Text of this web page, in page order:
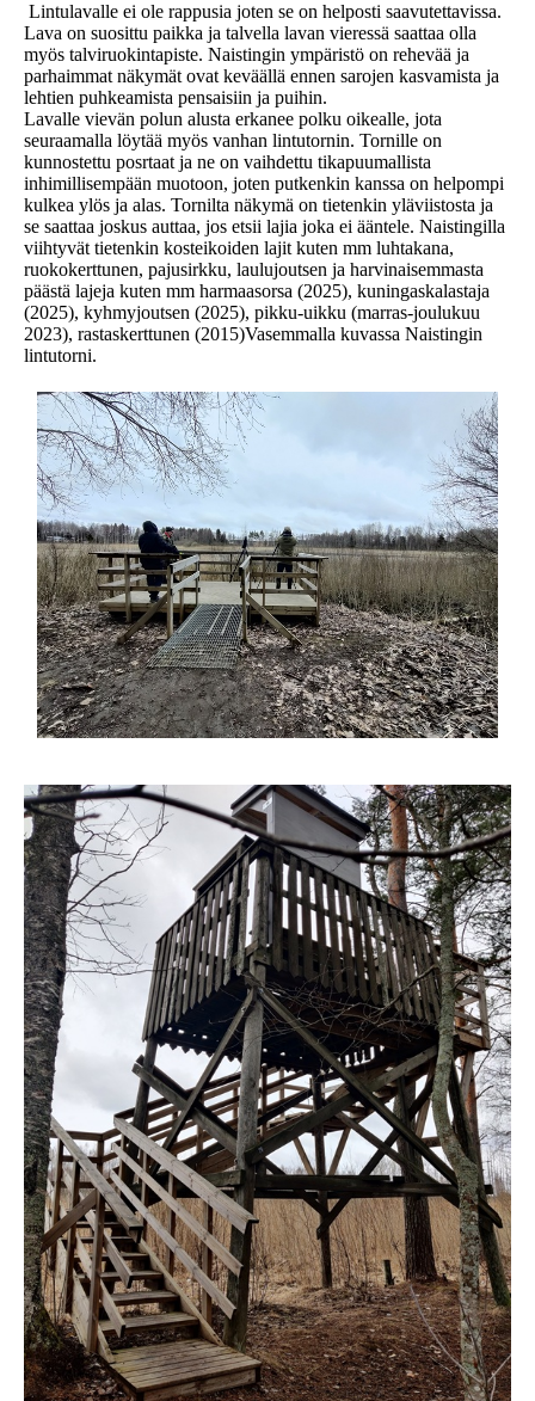
Lintulavalle ei ole rappusia joten se on helposti saavutettavissa.
Lava on suosittu paikka ja talvella lavan vieressä saattaa olla
myös talviruokintapiste. Naistingin ympäristö on rehevää ja
parhaimmat näkymät ovat keväällä ennen sarojen kasvamista ja
lehtien puhkeamista pensaisiin ja puihin.
Lavalle vievän polun alusta erkanee polku oikealle, jota
seuraamalla löytää myös vanhan lintutornin. Tornille on
kunnostettu posrtaat ja ne on vaihdettu tikapuumallista
inhimillisempään muotoon, joten putkenkin kanssa on helpompi
kulkea ylös ja alas. Tornilta näkymä on tietenkin yläviistosta ja
se saattaa joskus auttaa, jos etsii lajia joka ei ääntele. Naistingilla
viihtyvät tietenkin kosteikoiden lajit kuten mm luhtakana,
ruokokerttunen, pajusirkku, laulujoutsen ja harvinaisemmasta
päästä lajeja kuten mm harmaasorsa (2025), kuningaskalastaja
(2025), kyhmyjoutsen (2025), pikku-uikku (marras-joulukuu
2023), rastaskerttunen (2015)Vasemmalla kuvassa Naistingin
lintutorni.